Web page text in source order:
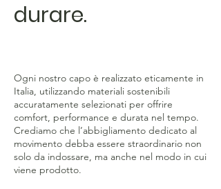
durare.
Ogni nostro capo è realizzato eticamente in
Italia, utilizzando materiali sostenibili
accuratamente selezionati per offrire
comfort, performance e durata nel tempo.
Crediamo che l’abbigliamento dedicato al
movimento debba essere straordinario non
solo da indossare, ma anche nel modo in cui
viene prodotto.